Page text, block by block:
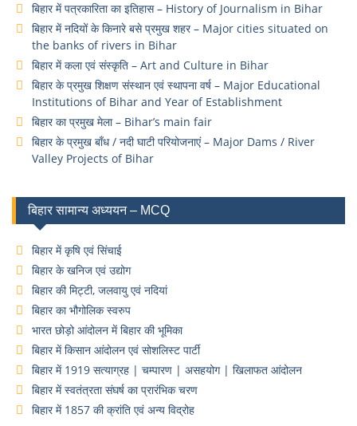
बिहार में पत्रकारिता का इतिहास – History of Journalism in Bihar
बिहार में नदियों के किनारे बसे प्रमुख शहर – Major cities situated on
the banks of rivers in Bihar
बिहार में कला एवं संस्कृति – Art and Culture in Bihar
बिहार के प्रमुख शिक्षण संस्थान एवं स्थापना वर्ष – Major Educational
Institutions of Bihar and Year of Establishment
बिहार का प्रमुख मेला – Bihar’s main fair
बिहार के प्रमुख बाँध / नदी घाटी परियोजनाएं – Major Dams / River
Valley Projects of Bihar
बिहार सामान्य अध्ययन – MCQ
बिहार में कृषि एवं सिंचाई
बिहार के खनिज एवं उद्योग
बिहार की मिट्टी, जलवायु एवं नदियां
बिहार का भौगोलिक स्वरुप
भारत छोड़ो आंदोलन में बिहार की भूमिका
बिहार में किसान आंदोलन एवं सोशलिस्ट पार्टी
बिहार में 1919 सत्याग्रह | चम्पारण | असहयोग | खिलाफत आंदोलन
बिहार में स्वतंत्रता संघर्ष का प्रारंभिक चरण
बिहार में 1857 की क्रांति एवं अन्य विद्रोह